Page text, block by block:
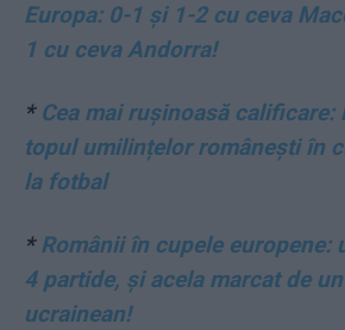
Europa: 0-1 și 1-2 cu ceva
1 cu ceva Andorra!
* Cea mai rușinoasă calificare:
topul umilințelor românești în
la fotbal
*Românii în cupele europene:
4 partide, și acela marcat de
ucrainean!